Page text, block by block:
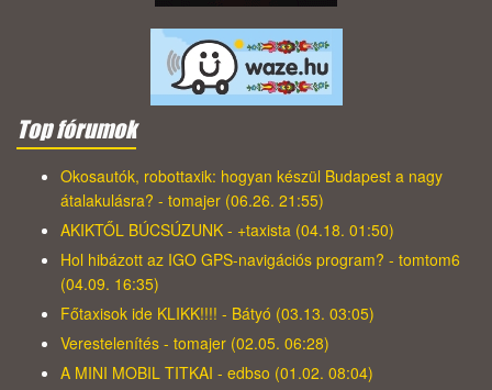
Top fórumok
Okosautók, robottaxik: hogyan készül Budapest a nagy
átalakulásra? - tomajer (06.26. 21:55)
AKIKTŐL BÚCSÚZUNK - +taxista (04.18. 01:50)
Hol hibázott az IGO GPS-navigációs program? - tomtom6
(04.09. 16:35)
Főtaxisok ide KLIKK!!!! - Bátyó (03.13. 03:05)
Verestelenítés - tomajer (02.05. 06:28)
A MINI MOBIL TITKAI - edbso (01.02. 08:04)